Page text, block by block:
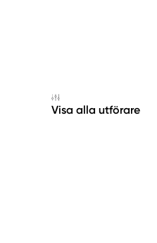
Visa alla utförare